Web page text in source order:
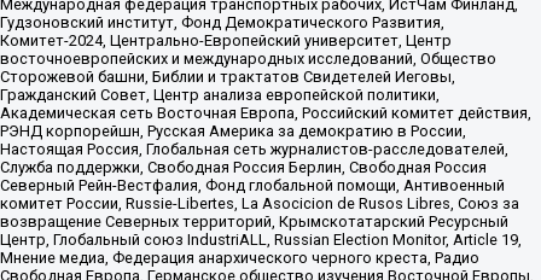
Международная федерация транспортных рабочих, ИстЧам Финланд,
Гудзоновский институт, Фонд Демократического Развития,
Комитет-2024, Центрально-Европейский университет, Центр
восточноевропейских и международных исследований, Общество
Сторожевой башни, Библии и трактатов Свидетелей Иеговы,
Гражданский Совет, Центр анализа европейской политики,
Академическая сеть Восточная Европа, Российский комитет действия,
РЭНД корпорейшн, Русская Америка за демократию в России,
Настоящая Россия, Глобальная сеть журналистов-расследователей,
Служба поддержки, Свободная Россия Берлин, Свободная Россия
Северный Рейн-Вестфалия, Фонд глобальной помощи, Антивоенный
комитет России, Russie-Libertes, La Asocicion de Rusos Libres, Союз за
возвращение Северных территорий, Крымскотатарский Ресурсный
Центр, Глобальный союз IndustriALL, Russian Election Monitor, Article 19,
Мнение медиа, Федерация анархического черного креста, Радио
Свободная Европа, Германское общество изучения Восточной Европы,